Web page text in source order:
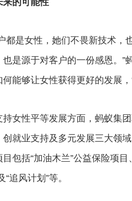
是女性，她们不畏新技术，
是源于对客户的一份感恩。
能够让女性获得更好的发展
性平等发展方面，蚂蚁集团
就业支持及多元发展三大领
包括“加油木兰”公益保险项
追风计划”等。